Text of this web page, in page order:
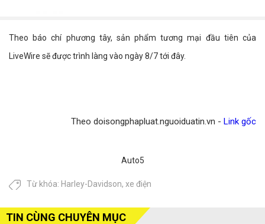
Theo báo chí phương tây, sản phẩm tương mại đầu tiên của
LiveWire sẽ được trình làng vào ngày 8/7 tới đây.
Theo doisongphapluat.nguoiduatin.vn - Link gốc
Auto5
Từ khóa: Harley-Davidson, xe điện
TIN CÙNG CHUYÊN MỤC